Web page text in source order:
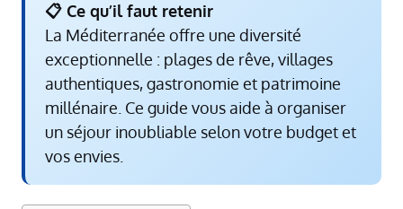
📋 Ce qu’il faut retenir
La Méditerranée offre une diversité
exceptionnelle : plages de rêve, villages
authentiques, gastronomie et patrimoine
millénaire. Ce guide vous aide à organiser
un séjour inoubliable selon votre budget et
vos envies.